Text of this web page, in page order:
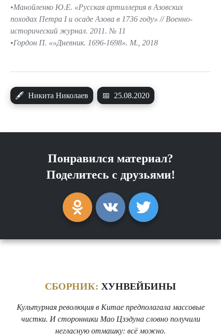
🖋 Никита Николаев 📅 25.08.2020
Манойленко Ю.Е. «Русская артиллерия в Азовских
походах Петра I и осаде Азова в 1736 году» // Военно-
исторический журнал. 2011. № 11
Гордон П. «»Дневник. 1696-1698». М., 2018
Понравился материал?
Поделитесь с друзьями!
СБОРНИК: ХУНВЕЙБИНЫ
Культурная революция в Китае предполагала массовые
чистки. И сторонники Мао Цзэдуна словно получили
негласную отмашку: всё можно.